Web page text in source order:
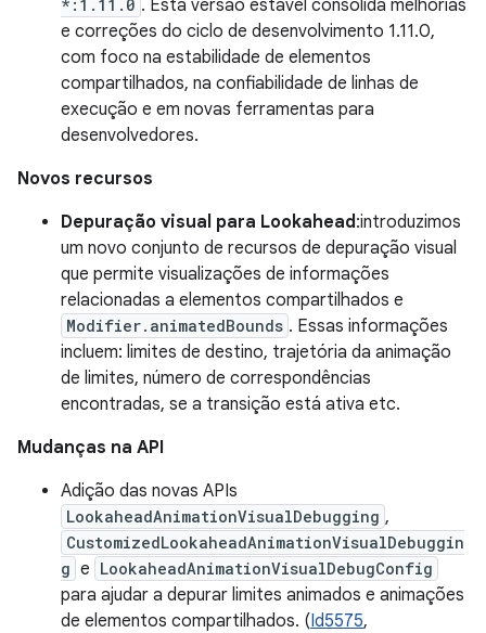
*:1.11.0 . Esta versão estável consolida melhorias
e correções do ciclo de desenvolvimento 1.11.0,
com foco na estabilidade de elementos
compartilhados, na confiabilidade de linhas de
execução e em novas ferramentas para
desenvolvedores.
Novos recursos
Depuração visual para Lookahead:introduzimos
um novo conjunto de recursos de depuração visual
que permite visualizações de informações
relacionadas a elementos compartilhados e
Modifier.animatedBounds . Essas informações
incluem: limites de destino, trajetória da animação
de limites, número de correspondências
encontradas, se a transição está ativa etc.
Mudanças na API
Adição das novas APIs
LookaheadAnimationVisualDebugging ,
CustomizedLookaheadAnimationVisualDebuggin
g e LookaheadAnimationVisualDebugConfig
para ajudar a depurar limites animados e animações
de elementos compartilhados. (Id5575,